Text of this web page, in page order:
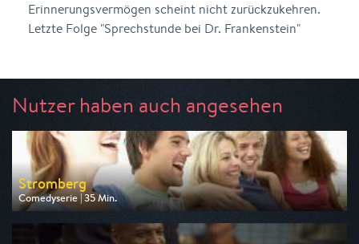
Erinnerungsvermögen scheint nicht zurückzukehren.
Letzte Folge "Sprechstunde bei Dr. Frankenstein"
Nutzer haben auch angesehen
Stromberg
Comedyserie | 35 Min.
Ausgestrahlt von Sport 1
am 09.08.2026, 20:15